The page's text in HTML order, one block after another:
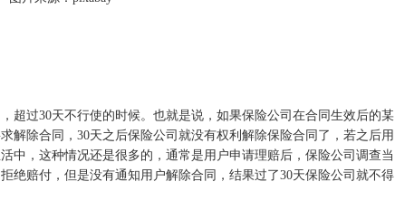
过30天不行使的时候。也就是说，如果保险公司在合同生效后的某
解除合同，30天之后保险公司就没有权利解除保险合同了，若之后用
中，这种情况还是很多的，通常是用户申请理赔后，保险公司调查当
绝赔付，但是没有通知用户解除合同，结果过了30天保险公司就不得